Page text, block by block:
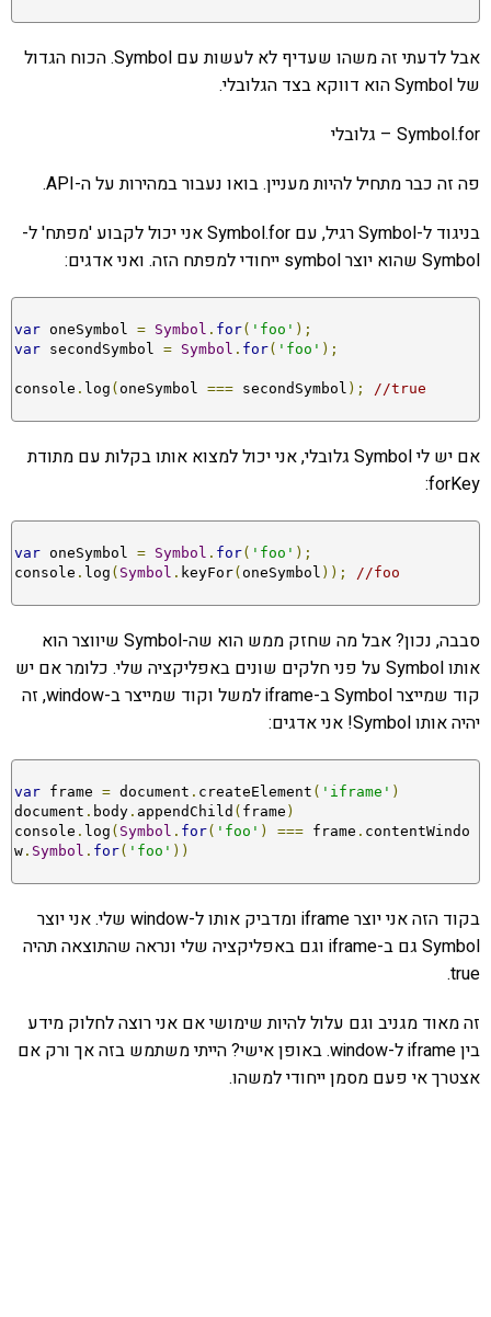
אבל לדעתי זה משהו שעדיף לא לעשות עם Symbol. הכוח הגדול
של Symbol הוא דווקא בצד הגלובלי.
Symbol.for – גלובלי
פה זה כבר מתחיל להיות מעניין. בואו נעבור במהירות על ה-API.
בניגוד ל-Symbol רגיל, עם Symbol.for אני יכול לקבוע 'מפתח' ל-
Symbol שהוא יוצר symbol ייחודי למפתח הזה. ואני אדגים:
var oneSymbol = Symbol . for( 'foo' );
var secondSymbol = Symbol . for( 'foo' );
console . log ( oneSymbol === secondSymbol ); //true
אם יש לי Symbol גלובלי, אני יכול למצוא אותו בקלות עם מתודת
forKey:
var oneSymbol = Symbol . for( 'foo' );
console . log ( Symbol . keyFor( oneSymbol )); //foo
סבבה, נכון? אבל מה שחזק ממש הוא שה-Symbol שיווצר הוא
אותו Symbol על פני חלקים שונים באפליקציה שלי. כלומר אם יש
קוד שמייצר Symbol ב-iframe למשל וקוד שמייצר ב-window, זה
יהיה אותו Symbol! אני אדגים:
var frame = document . createElement ( 'iframe' )
document . body . appendChild ( frame )
console . log ( Symbol . for( 'foo' ) === frame . contentWindo
w . Symbol . for( 'foo' ))
בקוד הזה אני יוצר iframe ומדביק אותו ל-window שלי. אני יוצר
Symbol גם ב-iframe וגם באפליקציה שלי ונראה שהתוצאה תהיה
true.
זה מאוד מגניב וגם עלול להיות שימושי אם אני רוצה לחלוק מידע
בין iframe ל-window. באופן אישי? הייתי משתמש בזה אך ורק אם
אצטרך אי פעם מסמן ייחודי למשהו.